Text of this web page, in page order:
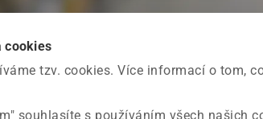
cookies
tzv. cookies. Více informací o tom,
souhlasíte s používáním všech našich